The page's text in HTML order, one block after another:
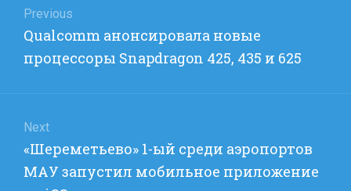
по
записям
Previous
Previous
post:
Qualcomm анонсировала новые
процессоры Snapdragon 425, 435 и 625
Next
Next
post:
«Шереметьево» 1-ый среди аэропортов
МАУ запустил мобильное приложение